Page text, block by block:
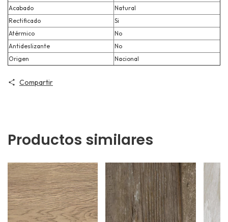
Acabado
Natural
Rectificado
Si
Atérmico
No
Antideslizante
No
Origen
Nacional
Compartir
Productos similares